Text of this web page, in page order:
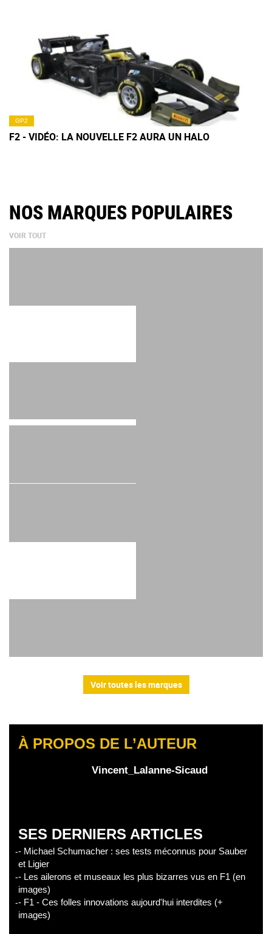
GP2
F2 - VIDÉO: LA NOUVELLE F2 AURA UN HALO
NOS MARQUES POPULAIRES
VOIR TOUT
Voir toutes les marques
À PROPOS DE L’AUTEUR
Vincent_Lalanne-Sicaud
SES DERNIERS ARTICLES
- Michael Schumacher : ses tests méconnus pour Sauber
et Ligier
- Les ailerons et museaux les plus bizarres vus en F1 (en
images)
- F1 - Ces folles innovations aujourd'hui interdites (+
images)